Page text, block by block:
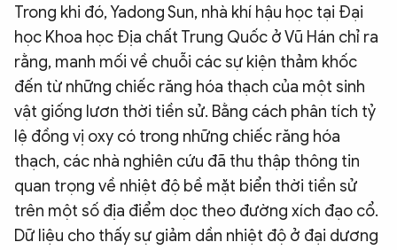
Trong khi đó, Yadong Sun, nhà khí hậu học tại Đại
học Khoa học Địa chất Trung Quốc ở Vũ Hán chỉ ra
rằng, manh mối về chuỗi các sự kiện thảm khốc
đến từ những chiếc răng hóa thạch của một sinh
vật giống lươn thời tiền sử. Bằng cách phân tích tỷ
lệ đồng vị oxy có trong những chiếc răng hóa
thạch, các nhà nghiên cứu đã thu thập thông tin
quan trọng về nhiệt độ bề mặt biển thời tiền sử
trên một số địa điểm dọc theo đường xích đạo cổ.
Dữ liệu cho thấy sự giảm dần nhiệt độ ở đại dương